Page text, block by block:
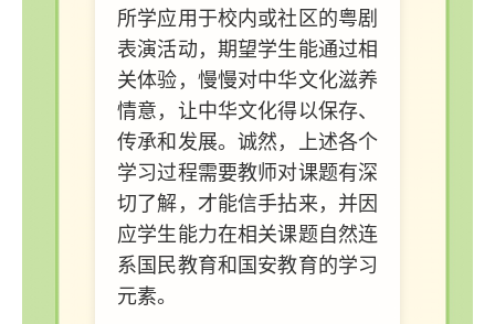
所学应用于校内或社区的粤剧
表演活动，期望学生能通过相
关体验，慢慢对中华文化滋养
情意，让中华文化得以保存、
传承和发展。诚然，上述各个
学习过程需要教师对课题有深
切了解，才能信手拈来，并因
应学生能力在相关课题自然连
系国民教育和国安教育的学习
元素。